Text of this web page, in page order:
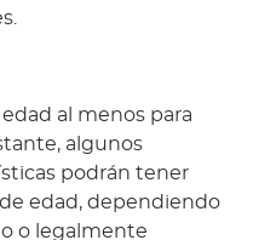
al menos para
algunos
podrán tener
edad, dependiendo
o legalmente